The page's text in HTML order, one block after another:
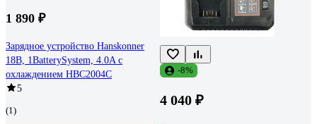
1 890 ₽
Зарядное устройство Hanskonner
18В, 1BatterySystem, 4.0A с
охлаждением HBC2004C
5
(1)
-8%
4 040 ₽